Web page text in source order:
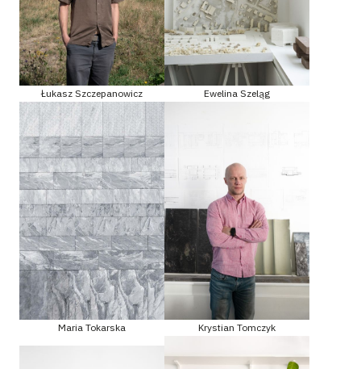
Łukasz Szczepanowicz Ewelina Szeląg
Maria Tokarska Krystian Tomczyk